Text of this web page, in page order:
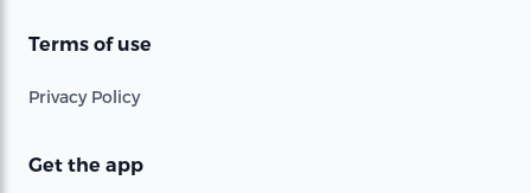
Terms of use
Privacy Policy
Get the app